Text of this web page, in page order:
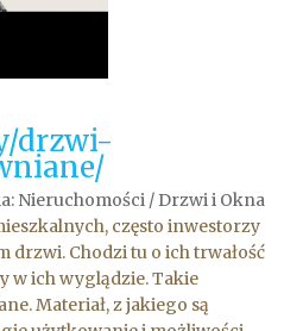
drzwi-
Nieruchomości / Drzwi i Okna
często inwestorzy
drzwi. Chodzi tu o ich trwałość
w ich wyglądzie. Takie
Materiał, z jakiego są